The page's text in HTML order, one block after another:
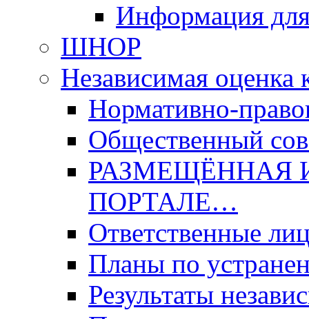
Информация
ШНОР
Независимая оценка
Нормативно-
Общественный
РАЗМЕЩЁННАЯ
ПОРТАЛЕ…
Ответственные
Планы по
Результаты